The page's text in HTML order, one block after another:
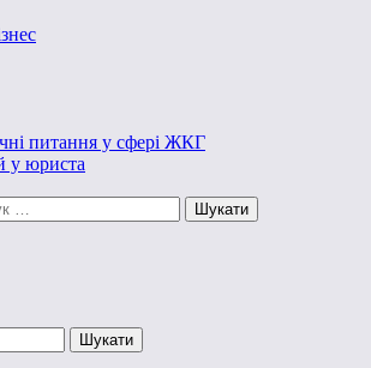
питання у сфері ЖКГ
у юриста